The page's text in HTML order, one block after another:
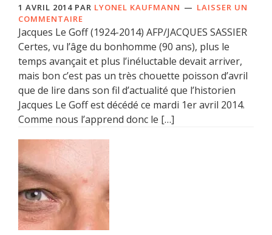
1 AVRIL 2014 PAR LYONEL KAUFMANN
LAISSER UN
COMMENTAIRE
Jacques Le Goff (1924-2014) AFP/JACQUES SASSIER
Certes, vu l’âge du bonhomme (90 ans), plus le
temps avançait et plus l’inéluctable devait arriver,
mais bon c’est pas un très chouette poisson d’avril
que de lire dans son fil d’actualité que l’historien
Jacques Le Goff est décédé ce mardi 1er avril 2014.
Comme nous l’apprend donc le […]